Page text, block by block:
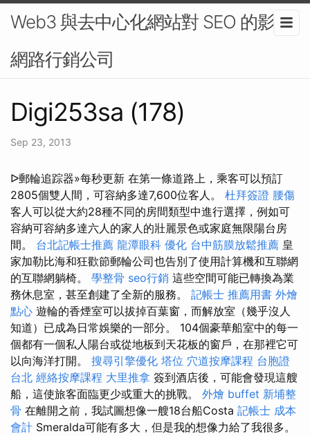
Web3 與去中心化網站對 SEO 的影響-
網路行銷公司
Digi253sa (178)
Sep 23, 2013
ᐅ郵輪追踪器»每秒更新 在第一條道路上，乘客可以預訂
2805個雙人間，可容納多達7,600位客人。 杜拜簽證 腰傷
客人可以從大約28種不同的房間類型中進行選擇，例如可
容納可容納多達六人的家人的壯麗景色或家庭無限陽台房
間。 台北記帳士推薦 龍潭眼科 優化 台中筋膜放鬆推薦 皇
家加勒比海和狂歡節郵輪​​公司也告別了使用計算機和互聯網
的互聯網躺椅。 學整骨 seo行銷 這些空間可能已轉換為業
務休息室，甚至創建了全新的服務。 記帳士 推薦用書 外燴
點心 遊輪的香煙室可以拔掉百葉窗，而解放室（幾乎沒人
知道）已成為日常娛樂的一部分。 104個豪華船室中的每一
個都有一個私人陽台或從地板到天花板的窗戶，在那裡它可
以向海洋打開。 搜尋引擎優化 塔位 穴道按摩課程 台胞證
台北 經絡按摩課程 大里推拿 簽到酒店後，可能會發現這艘
船，這使旅客面臨更少或重大的挑戰。 外燴 buffet 新埔整
骨 在離開之前，我試圖想像一艘18台船Costa 記帳士 成本
會計 Smeralda可能有多大，但是我的想像力給了我很多。